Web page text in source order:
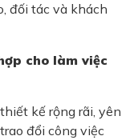
đối tác và khách
cho làm việc
kế rộng rãi, yên
đổi công việc